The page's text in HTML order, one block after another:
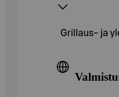
Grillaus- ja